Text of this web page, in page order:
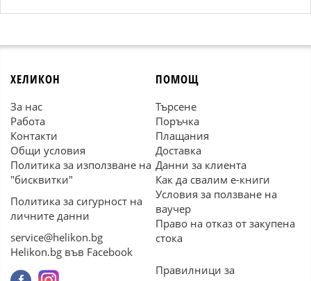
ХЕЛИКОН
За нас
Работа
Контакти
Общи условия
Политика за използване на
"бисквитки"
Политика за сигурност на
личните данни
service@helikon.bg
Helikon.bg във Facebook
ПОМОЩ
Търсене
Поръчка
Плащания
Доставка
Данни за клиента
Как да свалим е-книги
Условия за ползване на
ваучер
Право на отказ от закупена
стока
Правилници за